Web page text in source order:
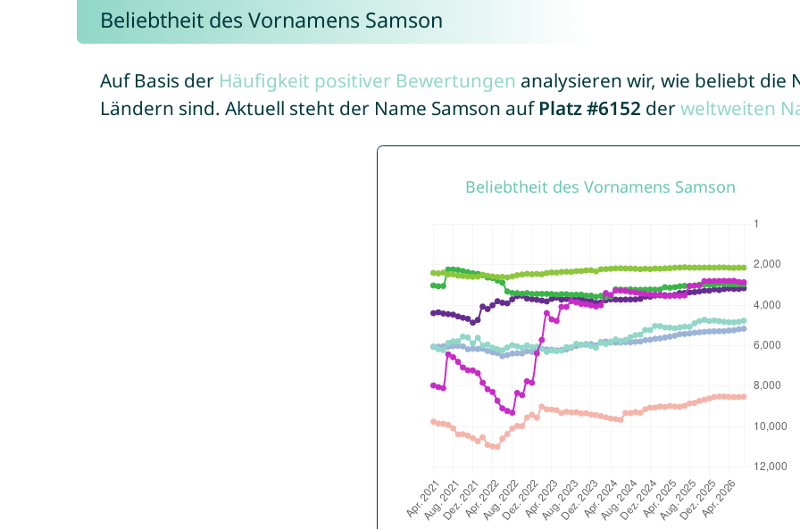
Beliebtheit des Vornamens Samson
Auf Basis der Häufigkeit positiver Bewertungen analysieren wir, wie beliebt die
Ländern sind. Aktuell steht der Name Samson auf Platz #6152 derweltweiten